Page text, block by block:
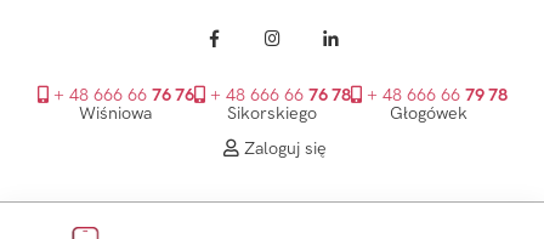
+ 48 666 66 76 76
Wiśniowa
+ 48 666 66 76 78
Sikorskiego
+ 48 666 66 79 78
Głogówek
Zaloguj się